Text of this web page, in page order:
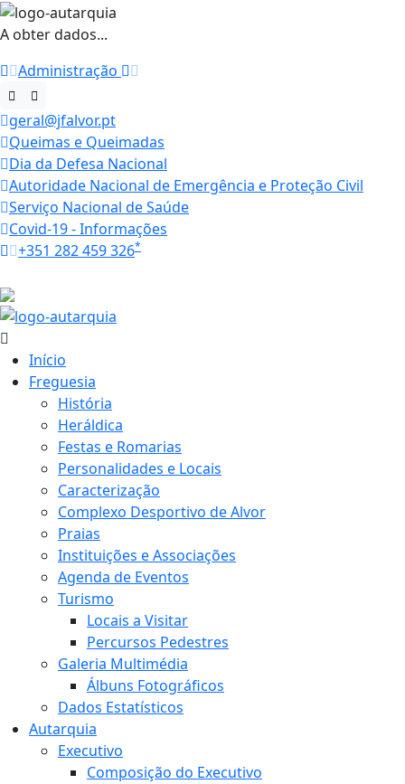
A obter dados...
Administração
geral@jfalvor.pt
Queimas e Queimadas
Dia da Defesa Nacional
Autoridade Nacional de Emergência e Proteção Civil
Serviço Nacional de Saúde
Covid-19 - Informações
+351 282 459 326*
Início
Freguesia
História
Heráldica
Festas e Romarias
Personalidades e Locais
Caracterização
Complexo Desportivo de Alvor
Praias
Instituições e Associações
Agenda de Eventos
Turismo
Locais a Visitar
Percursos Pedestres
Galeria Multimédia
Álbuns Fotográficos
Dados Estatísticos
Autarquia
Executivo
Composição do Executivo